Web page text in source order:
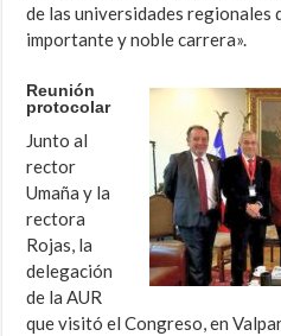
de las universidades regionales
importante y noble carrera».
Reunión
protocolar
Junto al
rector
Umaña y la
rectora
Rojas, la
delegación
de la AUR
que visitó el Congreso, en